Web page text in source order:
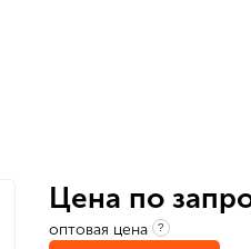
Цена по
оптовая цена ?